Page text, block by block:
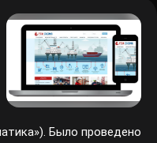
Было проведено